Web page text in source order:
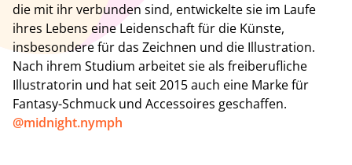
die mit ihr verbunden sind, entwickelte sie im Laufe
ihres Lebens eine Leidenschaft für die Künste,
insbesondere für das Zeichnen und die Illustration.
Nach ihrem Studium arbeitet sie als freiberufliche
Illustratorin und hat seit 2015 auch eine Marke für
Fantasy-Schmuck und Accessoires geschaffen.
@midnight.nymph